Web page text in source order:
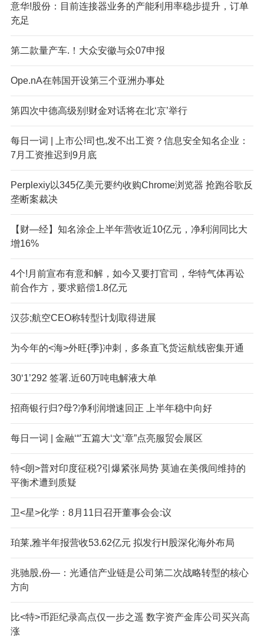
意华!股份：目前连接器业务的产能利用率稳步提升，订单
充足
第二款量产车.！大众安徽与众07申报
Ope.nA在韩国开设第三个亚洲办事处
第四次中德高级别!财金对话将在北‘京’举行
每日一词 | 上市公!司也,发不出工资？信息安全知名企业：
7月工资推迟到9月底
Perplexiy以345亿美元要约收购Chrome浏览器 抢跑谷歌反
垄断案裁决
【财—经】知名涂企上半年营收近10亿元，净利润同比大
增16%
4个!月前宣布有意和解，如今又要打官司，华特气体再讼
前合作方，要求赔偿1.8亿元
汉莎;航空CEO称转型计划取得进展
为今年的<海>外旺{季}冲刺，多条直飞货运航线密集开通
30‘1’292 签署.近60万吨电解液大单
招商银行归?母?净利润增速回正 上半年稳中向好
每日一词 | 金融‘“’五篇大‘文’章”点亮服贸会展区
特<朗>普对印度征税?引爆紧张局势 莫迪在美俄间维持的
平衡术遭到质疑
卫<星>化学：8月11日召开董事会会:议
珀莱,雅半年报营收53.62亿元 拟发行H股深化海外布局
兆驰股,份—：光通信产业链是公司第二次战略转型的核心
方向
比<特>币距纪录高点仅一步之遥 数字资产金库公司买兴高
涨